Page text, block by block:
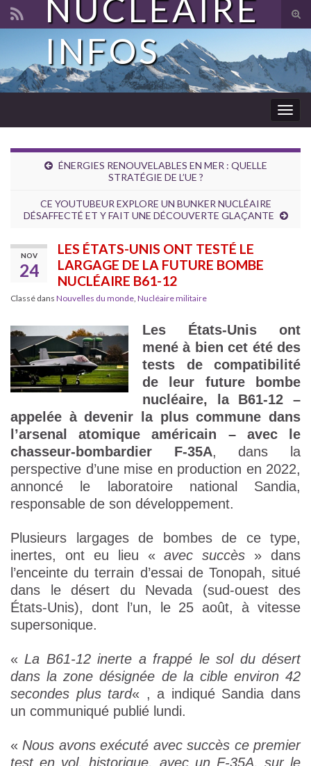
Search for:
NUCLÉAIRE
INFOS
ÉNERGIES RENOUVELABLES EN MER : QUELLE
STRATÉGIE DE L’UE ?
CE YOUTUBEUR EXPLORE UN BUNKER NUCLÉAIRE
DÉSAFFECTÉ ET Y FAIT UNE DÉCOUVERTE GLAÇANTE
NOV
24
LES ÉTATS-UNIS ONT TESTÉ LE
LARGAGE DE LA FUTURE BOMBE
NUCLÉAIRE B61-12
Classé dans Nouvelles du monde, Nucléaire militaire
Les États-Unis ont
mené à bien cet été des
tests de compatibilité
de leur future bombe
nucléaire, la B61-12 –
appelée à devenir la plus commune dans
l’arsenal atomique américain – avec le
chasseur-bombardier F-35A, dans la
perspective d’une mise en production en 2022,
annoncé le laboratoire national Sandia,
responsable de son développement.
Plusieurs largages de bombes de ce type,
inertes, ont eu lieu «avec succès » dans
l’enceinte du terrain d’essai de Tonopah, situé
dans le désert du Nevada (sud-ouest des
États-Unis), dont l’un, le 25 août, à vitesse
supersonique.
« La B61-12 inerte a frappé le sol du désert
dans la zone désignée de la cible environ 42
secondes plus tard« , a indiqué Sandia dans
un communiqué publié lundi.
« Nous avons exécuté avec succès ce premier
test en vol, historique, avec un F-35A, sur le